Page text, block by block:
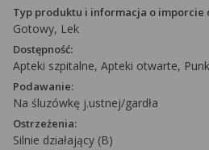
Typ produktu i informacja o imporcie
Gotowy, Lek
Dostępność:
Apteki szpitalne, Apteki otwarte,
Podawanie:
Na śluzówkę j.ustnej/gardła
Ostrzeżenia:
Silnie działający (B)